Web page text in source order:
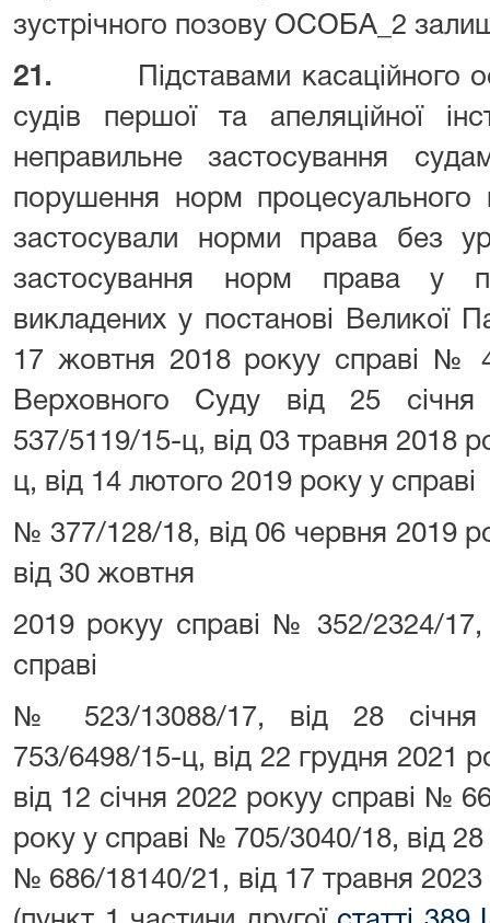
зустрічного позову ОСОБА_2
21.
Підставами
судів першої та апеляційної
неправильне застосування
порушення норм
застосували норми права без
застосування норм права у
викладених у постанові Великої
17 жовтня 2018 рокуу справі №
Верховного Суду від 25
537/5119/15-ц, від 03 травня 2018
ц, від 14 лютого 2019 року у справі
№ 377/128/18, від 06 червня 2019
від 30 жовтня
2019 рокуу справі № 352/2324/
справі
№ 523/13088/17, від 28
753/6498/15-ц, від 22 грудня 2021
від 12 січня 2022 рокуу справі №
року у справі № 705/3040/18, від
№ 686/18140/21, від 17 травня